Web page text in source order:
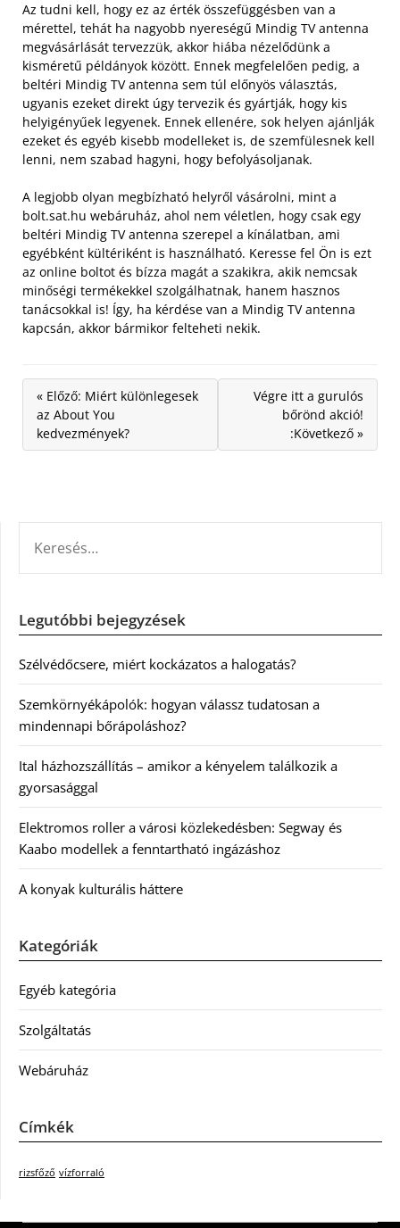
Az tudni kell, hogy ez az érték összefüggésben van a
mérettel, tehát ha nagyobb nyereségű Mindig TV antenna
megvásárlását tervezzük, akkor hiába nézelődünk a
kisméretű példányok között. Ennek megfelelően pedig, a
beltéri Mindig TV antenna sem túl előnyös választás,
ugyanis ezeket direkt úgy tervezik és gyártják, hogy kis
helyigényűek legyenek. Ennek ellenére, sok helyen ajánlják
ezeket és egyéb kisebb modelleket is, de szemfülesnek kell
lenni, nem szabad hagyni, hogy befolyásoljanak.
A legjobb olyan megbízható helyről vásárolni, mint a
bolt.sat.hu webáruház, ahol nem véletlen, hogy csak egy
beltéri Mindig TV antenna szerepel a kínálatban, ami
egyébként kültériként is használható. Keresse fel Ön is ezt
az online boltot és bízza magát a szakikra, akik nemcsak
minőségi termékekkel szolgálhatnak, hanem hasznos
tanácsokkal is! Így, ha kérdése van a Mindig TV antenna
kapcsán, akkor bármikor felteheti nekik.
« Előző: Miért különlegesek
az About You
kedvezmények?
Végre itt a gurulós
bőrönd akció!
:Következő »
Legutóbbi bejegyzések
Szélvédőcsere, miért kockázatos a halogatás?
Szemkörnyékápolók: hogyan válassz tudatosan a
mindennapi bőrápoláshoz?
Ital házhozszállítás – amikor a kényelem találkozik a
gyorsasággal
Elektromos roller a városi közlekedésben: Segway és
Kaabo modellek a fenntartható ingázáshoz
A konyak kulturális háttere
Kategóriák
Egyéb kategória
Szolgáltatás
Webáruház
Címkék
rizsfőző vízforraló